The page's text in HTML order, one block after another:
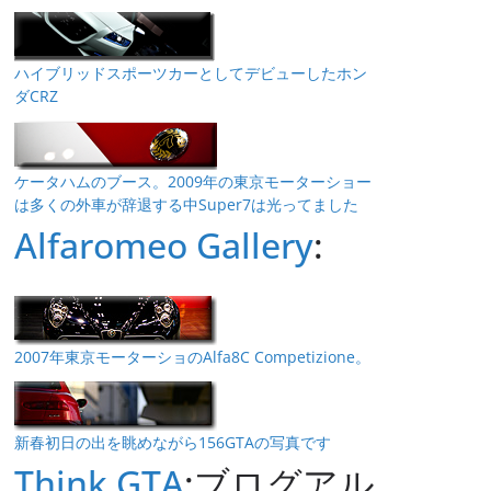
ハイブリッドスポーツカーとしてデビューしたホン
ダCRZ
ケータハムのブース。2009年の東京モーターショー
は多くの外車が辞退する中Super7は光ってました
Alfaromeo Gallery:
2007年東京モーターショのAlfa8C Competizione。
新春初日の出を眺めながら156GTAの写真です